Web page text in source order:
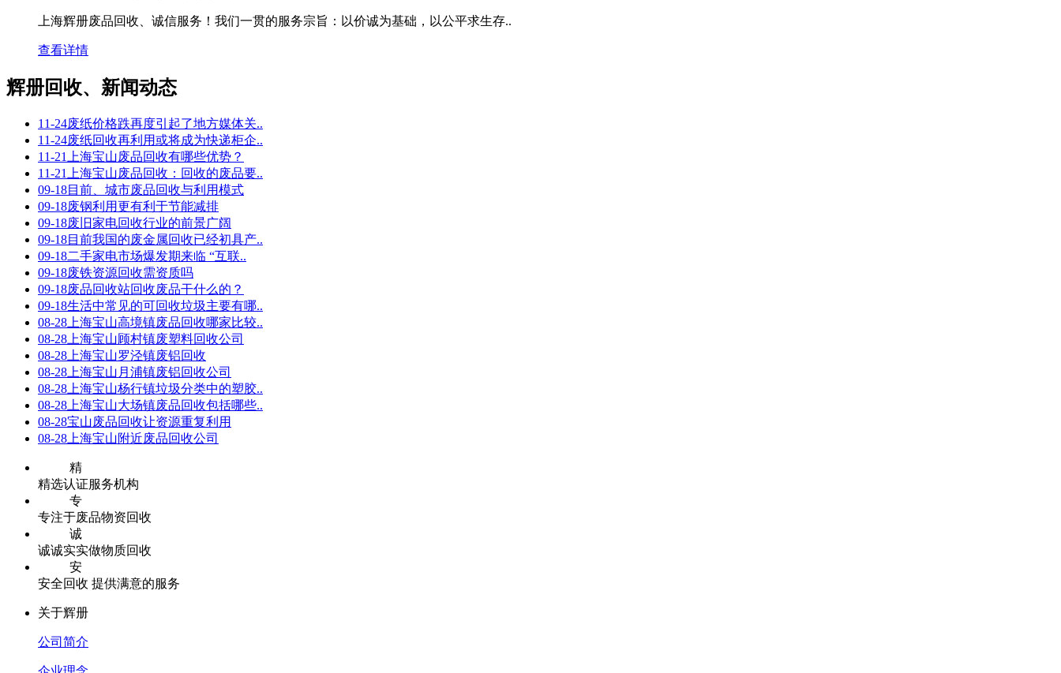
上海辉册废品回收、诚信服务！我们一贯的服务宗旨：以价诚为基础，以公平求生存..
查看详情
辉册回收、新闻动态
11-24废纸价格跌再度引起了地方媒体关..
11-24废纸回收再利用或将成为快递柜企..
11-21
上海宝山废品回收有哪些优势？
11-21
上海宝山废品回收：回收的废品要..
09-18目前、城市废品回收与利用模式
09-18废钢利用更有利于节能减排
09-18废旧家电回收行业的前景广阔
09-18目前我国的废金属回收已经初具产..
09-18二手家电市场爆发期来临 “互联..
09-18废铁资源回收需资质吗
09-18废品回收站回收废品干什么的？
09-18生活中常见的可回收垃圾主要有哪..
08-28 上海宝山高境镇废品回收哪家比较..
08-28 上海宝山顾村镇废塑料回收公司
08-28 上海宝山罗泾镇废铝回收
08-28 上海宝山月浦镇废铝回收公司
08-28 上海宝山杨行镇垃圾分类中的塑胶..
08-28 上海宝山大场镇废品回收包括哪些..
08-28宝山废品回收让资源重复利用
08-28 上海宝山附近废品回收公司
精
精选认证服务机构
专
专注于废品物资回收
诚
诚诚实实做物质回收
安
安全回收 提供满意的服务
关于辉册
公司简介